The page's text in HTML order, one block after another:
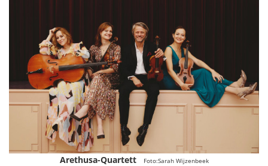
Arethusa-Quartett Foto:Sarah Wijzenbeek